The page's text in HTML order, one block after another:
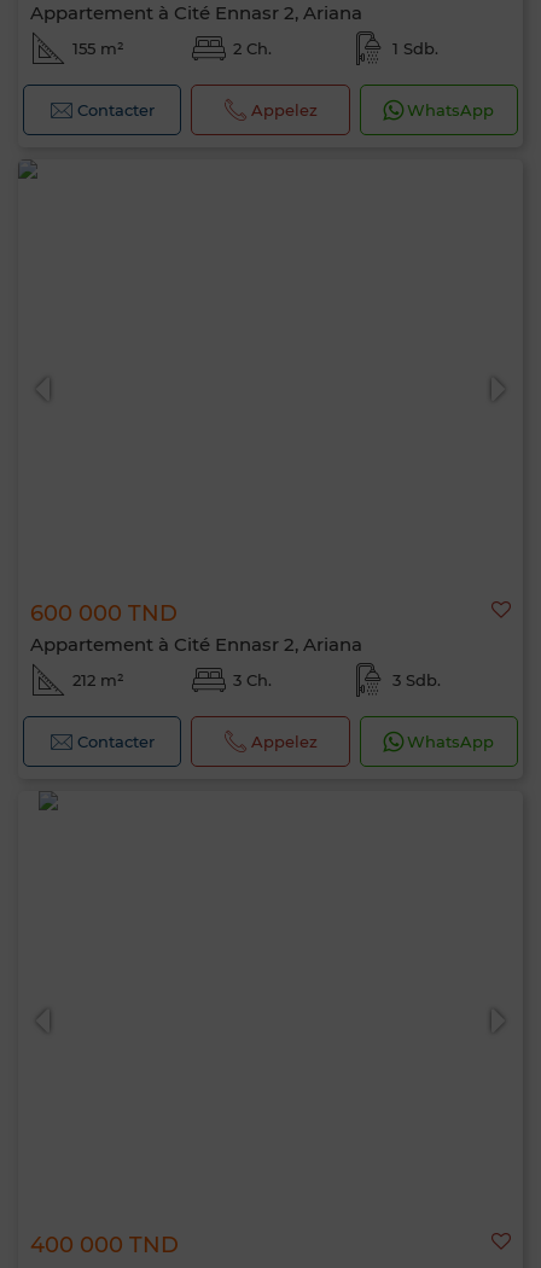
Appartement à Cité Ennasr 2, Ariana
155 m² 2 Ch. 1 Sdb.
Contacter Appelez WhatsApp
600 000 TND
Appartement à Cité Ennasr 2, Ariana
212 m² 3 Ch. 3 Sdb.
Contacter Appelez WhatsApp
400 000 TND